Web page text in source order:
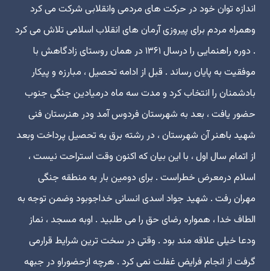
اندازه توان خود در حرکت های مردمی وانقلابی شرکت می کرد
وهمراه مردم برای پیروزی آرمان های انقلاب اسلامی تلاش می کرد
. دوره راهنمایی را درسال ۱۳۶۱ در همان روستای زادگاهش با
موفقیت به پایان رساند . قبل از ادامه تحصیل ، مبارزه و پیکار
بادشمنان را انتخاب کرد و مدت سه ماه درمیادین جنگی جنوب
حضور یافت ، بعد به شهرستان فردوس آمد ودر هنرستان فنی
شهید باهنر آن شهرستان ، در رشته برق به تحصیل پرداخت وبعد
از اتمام سال اول ، با این بیان که اکنون وقت استراحت نیست ،
اسلام درمعرض خطراست . برای دومین بار به منطقه جنگی
مهران رفت . شهید جواد اسدی انسانی خداجوبود وضمن توجه به
الطاف خدا ، همواره رضای حق را می طلبید . اوبه مسجد ، نماز
ودعا خیلی علاقه مند بود . وقتی در سخت ترین شرایط قرارمی
گرفت از انجام فرایض غفلت نمی کرد . هرچه ازحضوراو در جبهه